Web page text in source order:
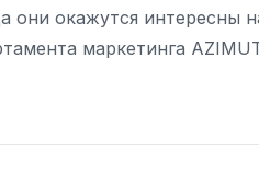
они окажутся интересны
маркетинга